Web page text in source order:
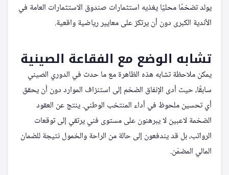
يولد تضخمًا محليًا يغذيه استثمارات صندوق الاستثمارات العامة في
الأندية الكبرى دون أن يرتكز على معايير رياضية واقعية.
تشابه الوضع مع الفقاعة الصينية
يمكن ملاحظة تشابه هذه الظاهرة مع ما حدث في الدوري الصيني
سابقًا، حيث أدى الإنفاق الضخم إلى استنزاف الموارد دون أن يحقق
أي تحسين ملحوظ في أداء المنتخب الوطني. ينتج عن العقود
الضخمة لاعبين لا يبرهنون على مستوى فني يرتقي إلى توقعات
الرواتب، بل قد يندفعون إلى حالة من الراحة والخمول نتيجة للضمان
المالي المضمّن.